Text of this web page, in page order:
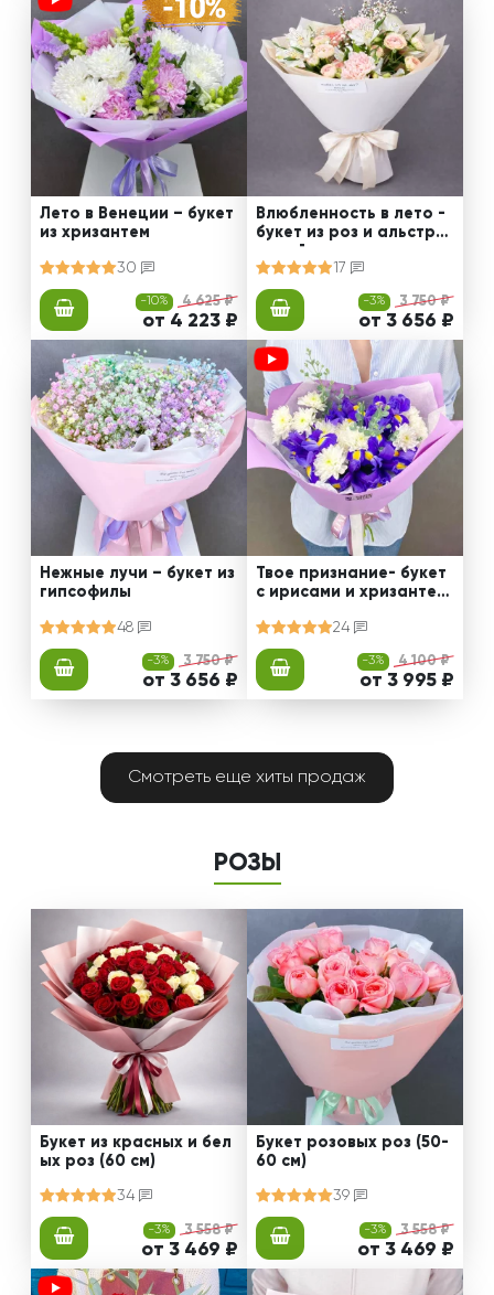
Лето в Венеции – букет
из хризантем
30
-10% 4 625 ₽
от 4 223 ₽
Влюбленность в лето -
букет из роз и альстро
мерий
17
-3% 3 750 ₽
от 3 656 ₽
Нежные лучи – букет из
гипсофилы
48
-3% 3 750 ₽
от 3 656 ₽
Твое признание- букет
с ирисами и хризантем
24
-3% 4 100 ₽
от 3 995 ₽
Смотреть еще хиты продаж
РОЗЫ
Букет из красных и бел
ых роз (60 см)
34
-3% 3 558 ₽
от 3 469 ₽
Букет розовых роз (50-
60 см)
39
-3% 3 558 ₽
от 3 469 ₽